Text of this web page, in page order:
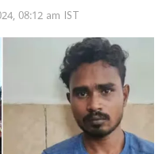
08:12 am IST